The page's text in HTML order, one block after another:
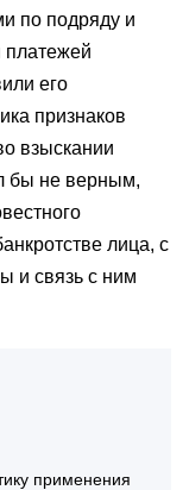
по подряду и
платежей
его
признаков
взыскании
бы не верным,
лица, с
и связь с ним
применения